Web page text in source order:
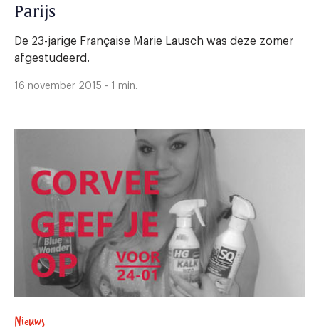
Parijs
De 23-jarige Française Marie Lausch was deze zomer
afgestudeerd.
16 november 2015 - 1 min.
Nieuws